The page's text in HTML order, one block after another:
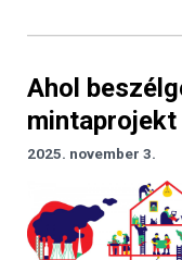
Ahol
2025. november 3.